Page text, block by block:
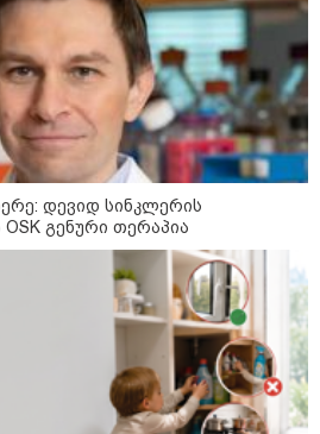
ეპიდემია: აშშ-ში
და ნაწლავურ
- რა უნდა ვიცოდეთ
12:47 / 09-08-2026
რუსული მხარის ინფორმაციით,
უკრაინამ ბელგოროდზე
დრონებით იერიში მიიტანა,
დაიღუპა 3 ადამიანი და
დაშავდა 25
რუსებმა ხარკოვს და ოდესას
დაარტყეს, არიან დაღუპულები
და დაშავებულები - რა
ინფორმაციას ავრცელებს
დევიდ სინკლერის
გენური თერაპია